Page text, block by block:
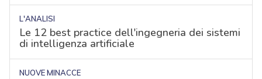
L'ANALISI
Le 12 best practice dell'ingegneria dei sistemi
di intelligenza artificiale
NUOVE MINACCE